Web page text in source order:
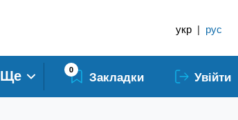
укр | рус
Ще 0 Закладки Увійти